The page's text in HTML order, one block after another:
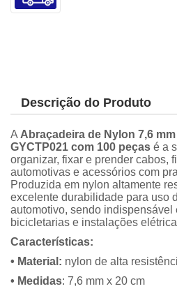
Descrição do Produto
A Abraçadeira de Nylon 7,6
GYCTP021 com 100 peças é a
organizar, fixar e prender cabos,
automotivas e acessórios com
Produzida em nylon altamente
excelente durabilidade para uso
automotivo, sendo indispensável
bicicletarias e instalações
Características:
• Material: nylon de alta
• Medidas: 7,6 mm x 20 cm